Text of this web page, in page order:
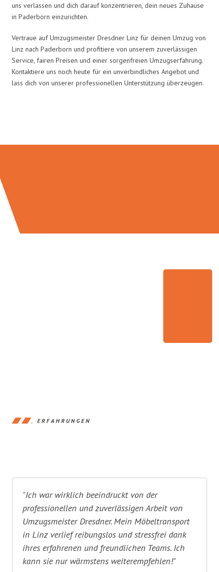
uns verlassen und dich darauf konzentrieren, dein neues Zuhause
in Paderborn einzurichten.
Vertraue auf Umzugsmeister Dresdner Linz für deinen Umzug von
Linz nach Paderborn und profitiere von unserem zuverlässigen
Service, fairen Preisen und einer sorgenfreien Umzugserfahrung.
Kontaktiere uns noch heute für ein unverbindliches Angebot und
lass dich von unserer professionellen Unterstützung überzeugen.
ERFAHRUNGEN
"Ich war wirklich beeindruckt von der
professionellen und zuverlässigen Arbeit von
Umzugsmeister Dresdner. Mein Möbeltransport
in Linz verlief reibungslos und stressfrei dank
ihres erfahrenen und freundlichen Teams. Ich
kann sie nur wärmstens weiterempfehlen!"